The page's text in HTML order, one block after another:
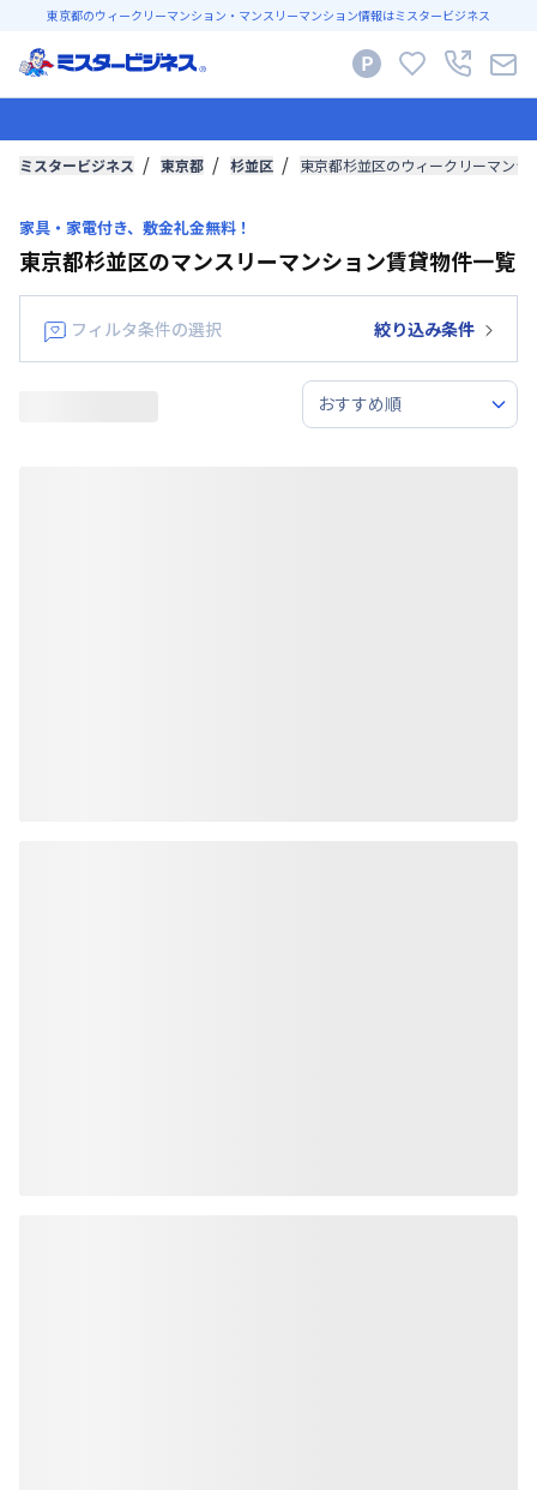
東京都のウィークリーマンション・マンスリーマンション情報はミスタービジネス
ミスタービジネス 東京都 杉並区 東京都杉並区のウィークリーマン
家具・家電付き、敷金礼金無料！
東京都杉並区のマンスリーマンション賃貸物件一覧
フィルタ条件の選択 絞り込み条件